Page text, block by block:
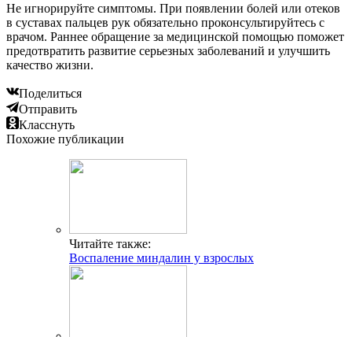
Не игнорируйте симптомы. При появлении болей или отеков
в суставах пальцев рук обязательно проконсультируйтесь с
врачом. Раннее обращение за медицинской помощью поможет
предотвратить развитие серьезных заболеваний и улучшить
качество жизни.
Поделиться
Отправить
Класснуть
Похожие публикации
Читайте также:
Воспаление миндалин у взрослых